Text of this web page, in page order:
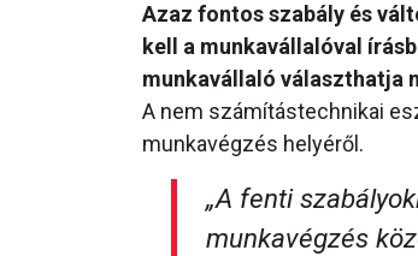
Azaz fontos szabály és
kell a munkavállalóval
munkavállaló választhatja
A nem számítástechnikai
munkavégzés helyéről.
„A fenti
munkavégzés